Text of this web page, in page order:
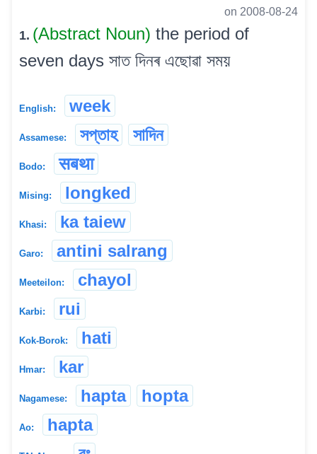
on 2008-08-24
1. (Abstract Noun) the period of
seven days সাত দিনৰ এছোৱা সময়
English: week
Assamese: সপ্তাহ সাদিন
Bodo: सबथा
Mising: longked
Khasi: ka taiew
Garo: antini salrang
Meeteilon: chayol
Karbi: rui
Kok-Borok: hati
Hmar: kar
Nagamese: hapta hopta
Ao: hapta